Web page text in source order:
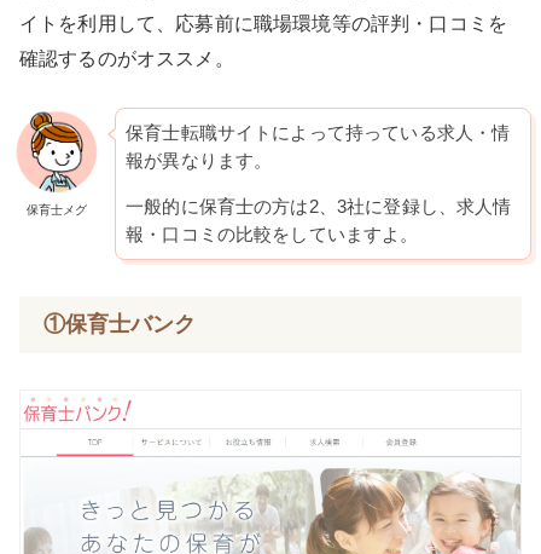
イトを利用して、応募前に職場環境等の評判・口コミを
確認するのがオススメ。
保育士メグ
保育士転職サイトによって持っている求人・情
報が異なります。
一般的に保育士の方は2、3社に登録し、求人情
報・口コミの比較をしていますよ。
①保育士バンク